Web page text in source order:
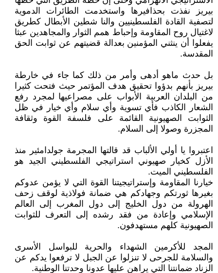
بيريز نفذت بحذافيرها واستخدمت الطائرات الدموية
لتصفية القادة الفلسطينيين والنا شطين الأبطال كطريق
لاغتيال روح المقاومة وإحباط همم الثوار والمجاهدين عبثا
يفعلوا أن ينثني المؤمنين بعدالة قضيتهم عن ثوابت الحق
المقدسة.
بل حدث ماهو أدهى وأمر من ذلك كما جاء في خارطة
بيريز بأنهم بدؤوا تحقيق هدف المؤتمر حيث فتحت كثيرا
من البلدان العربية الأبواب على مصراعيها لمجرد رفع
الشعار الكاذب فأي تسوية وأي سلام وأي خيار في ظل
الثوابت الصهيونية القائمة على فلسفة القوة وثقافة
المجزرة وصولا إلى السلام.
اعتبروا يا أولي الألباب قد قالتها المجرمة جولدامئير منذ
الأزل كخيار صهيوني استراتيجي الفلسطيني الجيد هو
الفلسطيني الميت.
خيارنا المقاومة وإستراتيجيتنا القوة التي لا يؤمن عدوكم
بغيرها ثورتكم وجهادكم هي ضمانة فولاذية لوقف زحف
الهرولة من دول الخليج إلى دول المغرب إلى العالم
الإسلامي وإعادة من فقد رشده إلى التعرف للثوابت
الصهيونية كلهم مستهدفون.
المجد للأكرمين الشهداء والحرية للبواسل الأسرى
والسلامة للجرحى لا تنزلوا عن الجبل لا ترفعوا يدكم عن
الزناد ضمانتنا التي يراهن عليها عدونا وحدتنا الوطنية.